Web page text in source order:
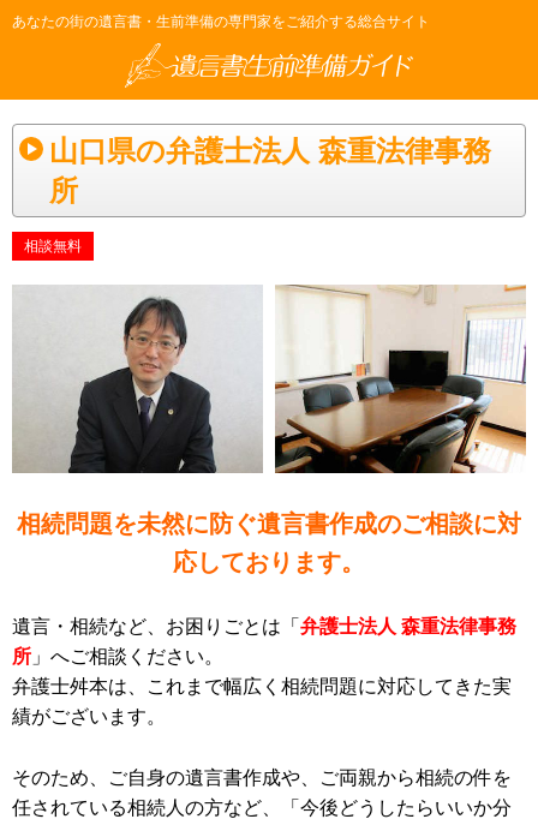
あなたの街の遺言書・生前準備の専門家をご紹介する総合サイト
山口県の弁護士法人 森重法律事務
所
相談無料
相続問題を未然に防ぐ遺言書作成のご相談に対
応しております。
遺言・相続など、お困りごとは「 弁護士法人 森重法律事務
所 」へご相談ください。
弁護士舛本は、これまで幅広く相続問題に対応してきた実
績がございます。
そのため、ご自身の遺言書作成や、ご両親から相続の件を
任されている相続人の方など、「今後どうしたらいいか分